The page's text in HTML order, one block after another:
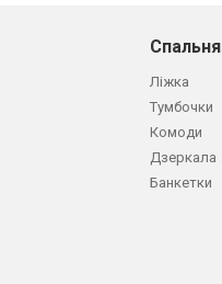
Спальня
Ліжка
Тумбочки
Комоди
Дзеркала
Банкетки